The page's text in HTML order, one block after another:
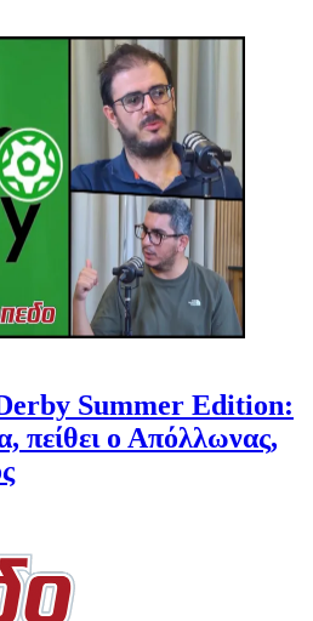
Summer Edition:
πείθει ο Απόλλωνας,